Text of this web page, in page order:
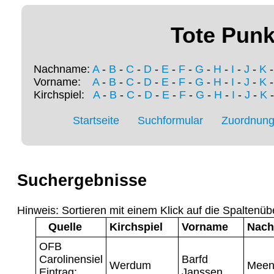
Tote
Nachname: A- B - C - D - E - F - G - H - I - J - K
Vorname: A- B - C - D - E - F - G - H - I - J - K
Kirchspiel: A- B - C - D- E- F- G - H - I - J - K
Startseite Suchformular
Suchergebnisse
Hinweis: Sortieren mit einem Klick auf die
Quelle
Kirchspiel Vorname
OFB
Carolinensiel Werdum
Barfd